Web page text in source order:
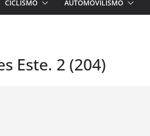
CICLISMO AUTOMOVILISMO
Este. 2 (204)